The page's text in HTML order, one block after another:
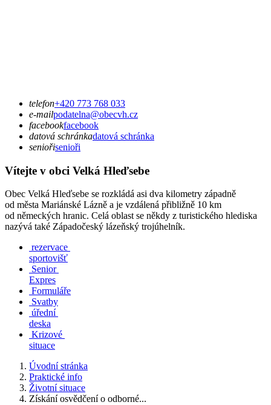
telefon+420 773 768 033
e-mailpodatelna@obecvh.cz
facebookfacebook
datová schránkadatová schránka
seniořisenioři
Vítejte v obci Velká Hleďsebe
Obec Velká Hleďsebe se rozkládá asi dva kilometry západně
od města Mariánské Lázně a je vzdálená přibližně 10 km
od německých hranic. Celá oblast se někdy z turistického hlediska
nazývá také Západočeský lázeňský trojúhelník.
rezervace
sportovišť
Senior
Expres
Formuláře
Svatby
úřední
deska
Krizové
situace
Úvodní stránka
Praktické info
Životní situace
Získání osvědčení o odborné...